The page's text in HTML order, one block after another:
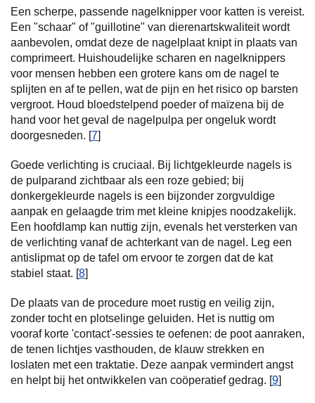
Een scherpe, passende nagelknipper voor katten is vereist.
Een "schaar" of "guillotine" van dierenartskwaliteit wordt
aanbevolen, omdat deze de nagelplaat knipt in plaats van
comprimeert. Huishoudelijke scharen en nagelknippers
voor mensen hebben een grotere kans om de nagel te
splijten en af te pellen, wat de pijn en het risico op barsten
vergroot. Houd bloedstelpend poeder of maïzena bij de
hand voor het geval de nagelpulpa per ongeluk wordt
doorgesneden. [7]
Goede verlichting is cruciaal. Bij lichtgekleurde nagels is
de pulparand zichtbaar als een roze gebied; bij
donkergekleurde nagels is een bijzonder zorgvuldige
aanpak en gelaagde trim met kleine knipjes noodzakelijk.
Een hoofdlamp kan nuttig zijn, evenals het versterken van
de verlichting vanaf de achterkant van de nagel. Leg een
antislipmat op de tafel om ervoor te zorgen dat de kat
stabiel staat. [8]
De plaats van de procedure moet rustig en veilig zijn,
zonder tocht en plotselinge geluiden. Het is nuttig om
vooraf korte 'contact'-sessies te oefenen: de poot aanraken,
de tenen lichtjes vasthouden, de klauw strekken en
loslaten met een traktatie. Deze aanpak vermindert angst
en helpt bij het ontwikkelen van coöperatief gedrag. [9]